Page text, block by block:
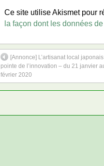
Ce site utilise Akismet pour
la façon dont les données
[Annonce] L’artisanat local
pointe de l’innovation – du 21 janvier
février 2020